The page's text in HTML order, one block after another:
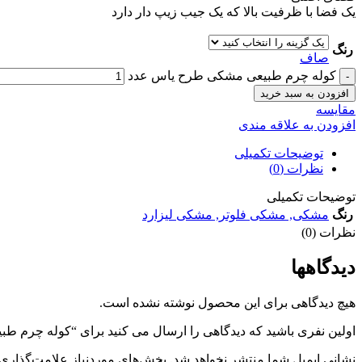
یک فضا با ظرفیت بالا که یک جیب زیپ دار دارد
رنگ
صاف
کوله چرم طبیعی مشکی طرح یاس عدد
افزودن به سبد خرید
مقايسه
افزودن به علاقه مندی
توضیحات تکمیلی
نظرات (0)
توضیحات تکمیلی
رنگ مشکی, مشکی فلوتر , مشکی لیزارد
نظرات (0)
دیدگاهها
هیچ دیدگاهی برای این محصول نوشته نشده است.
اولین نفری باشید که دیدگاهی را ارسال می کنید برای “کوله
نشانی ایمیل شما منتشر نخواهد شد. بخش‌های موردنیاز